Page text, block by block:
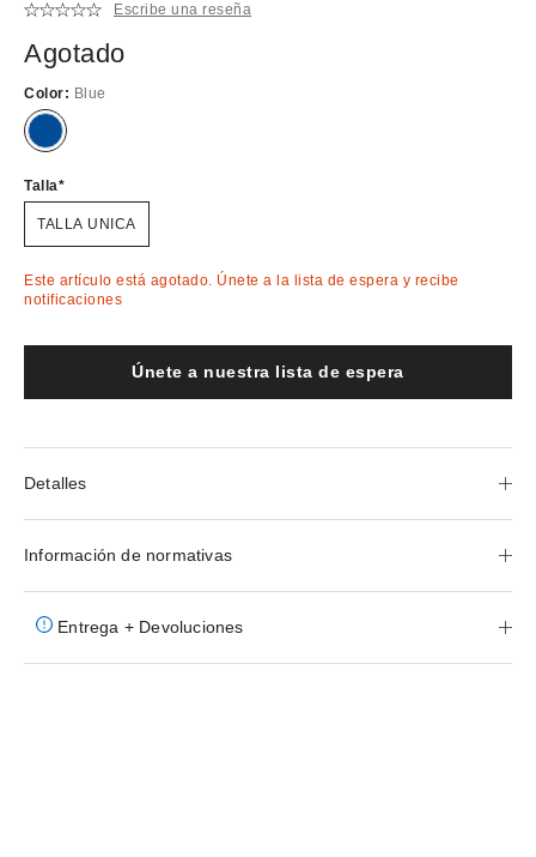
Escribe una reseña
Agotado
Color: Blue
¡Agotado!
Talla
TALLA UNICA
Este artículo está agotado. Únete a la lista de espera y recibe
notificaciones
Únete a nuestra lista de espera
Detalles
Información de normativas
Entrega + Devoluciones